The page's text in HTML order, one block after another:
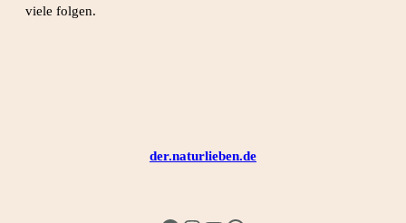
viele folgen.
der.naturlieben.de